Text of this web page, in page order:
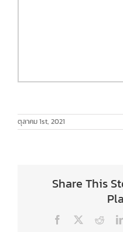
ตุลาคม 1st, 2021
Share This
Facebook